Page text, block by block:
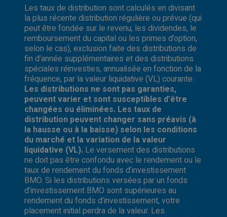
Les taux de distribution sont calculés en divisant
la plus récente distribution régulière ou prévue (qui
peut être fondée sur le revenu, les dividendes, le
remboursement du capital ou les primes d’option,
selon le cas), exclusion faite des distributions de
fin d’année supplémentaires et des distributions
spéciales réinvesties, annualisée en fonction de la
fréquence, par la valeur liquidative (VL) courante.
Les distributions ne sont pas garanties,
peuvent varier et sont susceptibles d’être
changées ou éliminées. Les taux de
distribution peuvent changer sans préavis (à
la hausse ou à la baisse) selon les conditions
du marché et la variation de la valeur
liquidative (VL). Le versement des distributions
ne doit pas être confondu avec le rendement ou le
taux de rendement du fonds d’investissement
BMO. Si les distributions versées par un fonds
d’investissement BMO sont supérieures au
rendement du fonds d’investissement, votre
placement initial perdra de la valeur. Les